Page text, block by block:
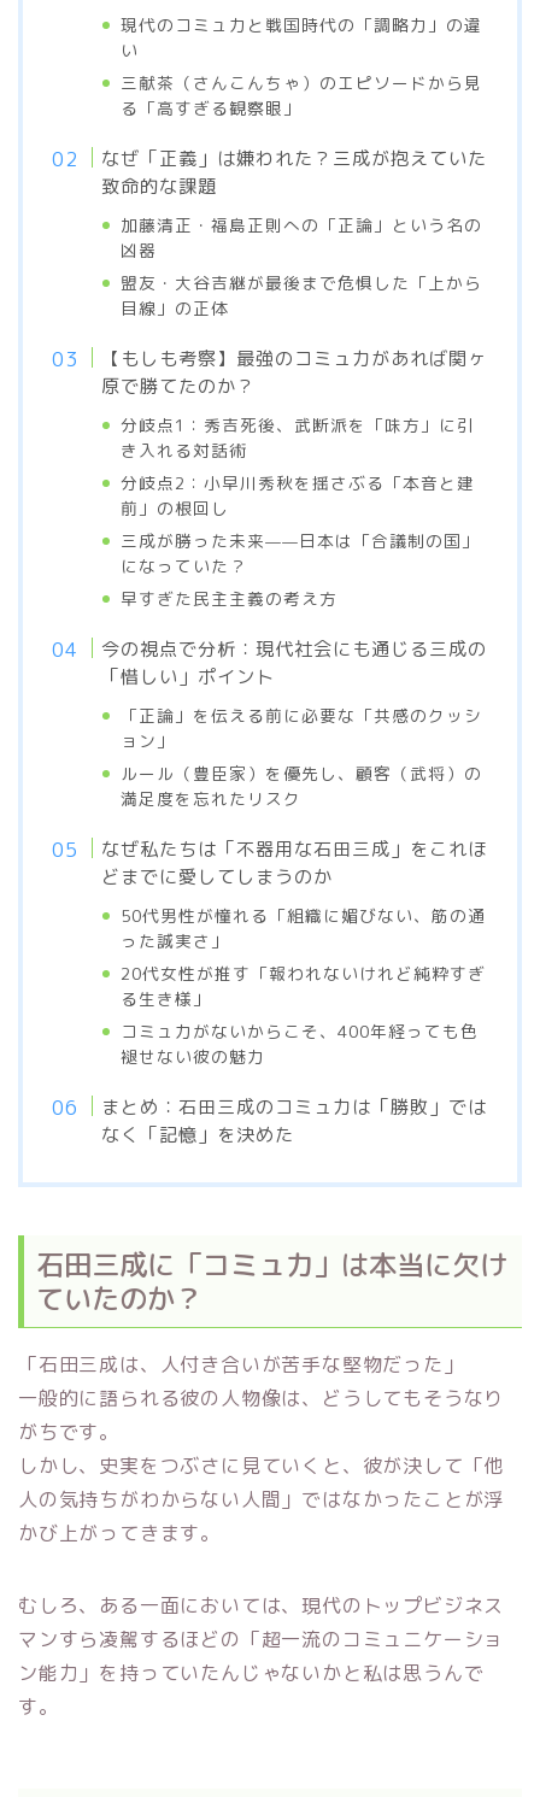
現代のコミュ力と戦国時代の「調略力」の違
い
三献茶（さんこんちゃ）のエピソードから見
る「高すぎる観察眼」
なぜ「正義」は嫌われた？三成が抱えていた
致命的な課題
加藤清正・福島正則への「正論」という名の
凶器
盟友・大谷吉継が最後まで危惧した「上から
目線」の正体
【もしも考察】最強のコミュ力があれば関ヶ
原で勝てたのか？
分岐点1：秀吉死後、武断派を「味方」に引
き入れる対話術
分岐点2：小早川秀秋を揺さぶる「本音と建
前」の根回し
三成が勝った未来——日本は「合議制の国」
になっていた？
早すぎた民主主義の考え方
今の視点で分析：現代社会にも通じる三成の
「惜しい」ポイント
「正論」を伝える前に必要な「共感のクッシ
ョン」
ルール（豊臣家）を優先し、顧客（武将）の
満足度を忘れたリスク
なぜ私たちは「不器用な石田三成」をこれほ
どまでに愛してしまうのか
50代男性が憧れる「組織に媚びない、筋の通
った誠実さ」
20代女性が推す「報われないけれど純粋すぎ
る生き様」
コミュ力がないからこそ、400年経っても色
褪せない彼の魅力
まとめ：石田三成のコミュ力は「勝敗」では
なく「記憶」を決めた
石田三成に「コミュ力」は本当に欠け
ていたのか？
「石田三成は、人付き合いが苦手な堅物だった」
一般的に語られる彼の人物像は、どうしてもそうなり
がちです。
しかし、史実をつぶさに見ていくと、彼が決して「他
人の気持ちがわからない人間」ではなかったことが浮
かび上がってきます。
むしろ、ある一面においては、現代のトップビジネス
マンすら凌駕するほどの「超一流のコミュニケーショ
ン能力」を持っていたんじゃないかと私は思うんで
す。